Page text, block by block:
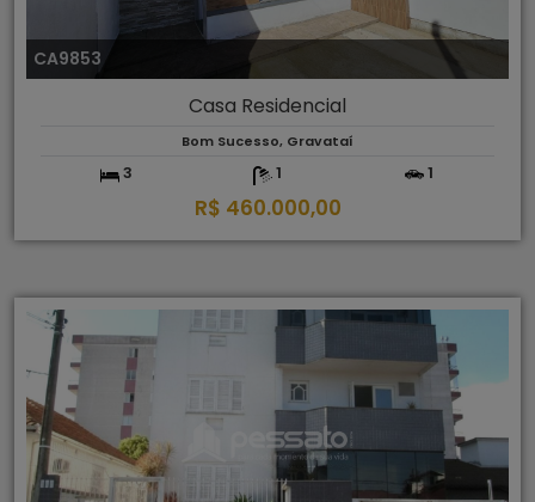
CA9853
Casa Residencial
Bom Sucesso, Gravataí
3 1 1
R$ 460.000,00